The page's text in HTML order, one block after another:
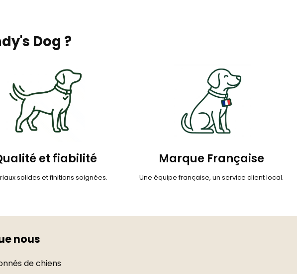
Dog ?
et fiabilité
solides et finitions soignées.
Marque Française
Une équipe française, un service client local.
nous
de chiens